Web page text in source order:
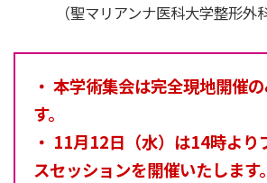
（聖マリアンナ医科大学整形外
・ 本学術集会は完全現地開催
す。
・ 11月12日（水）は14時より
スセッションを開催いたします。